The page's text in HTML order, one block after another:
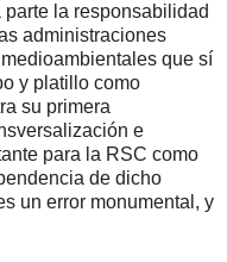
la responsabilidad
administraciones
que sí
y platillo como
su primera
e
para la RSC como
de dicho
un error monumental, y